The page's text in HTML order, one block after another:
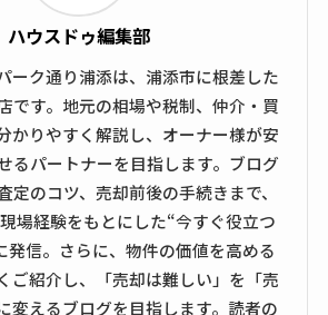
ハウスドゥ編集部
ーク通り浦添は、浦添市に根差した
です。地元の相場や税制、仲介・買
かりやすく解説し、オーナー様が安
るパートナーを目指します。ブログ
定のコツ、売却前後の手続きまで、
場経験をもとにした“今すぐ役立つ
発信。さらに、物件の価値を高める
ご紹介し、「売却は難しい」を「売
変えるブログを目指します。読者の